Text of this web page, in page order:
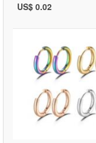
US$ 0.02